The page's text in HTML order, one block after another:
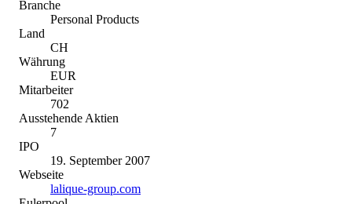
Branche
Personal Products
Land
CH
Währung
EUR
Mitarbeiter
702
Ausstehende Aktien
7
IPO
19. September 2007
Webseite
lalique-group.com